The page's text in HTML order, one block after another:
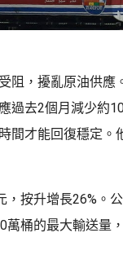
阻，擾亂原油供應
過去2個月減少約
間才能回復穩定。
按升增長26%。
桶的最大輸送量